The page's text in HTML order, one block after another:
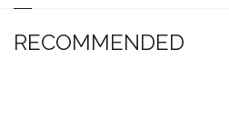
RECOMMENDED